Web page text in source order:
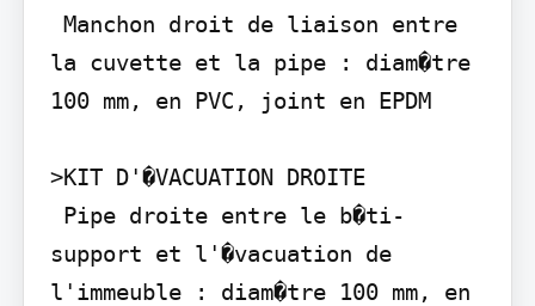
la cuvette et la pipe : diam�tre
100 mm, en PVC, joint en EPDM
>KIT D'�VACUATION DROITE
support et l'�vacuation de
l'immeuble : diam�tre 100 mm, en